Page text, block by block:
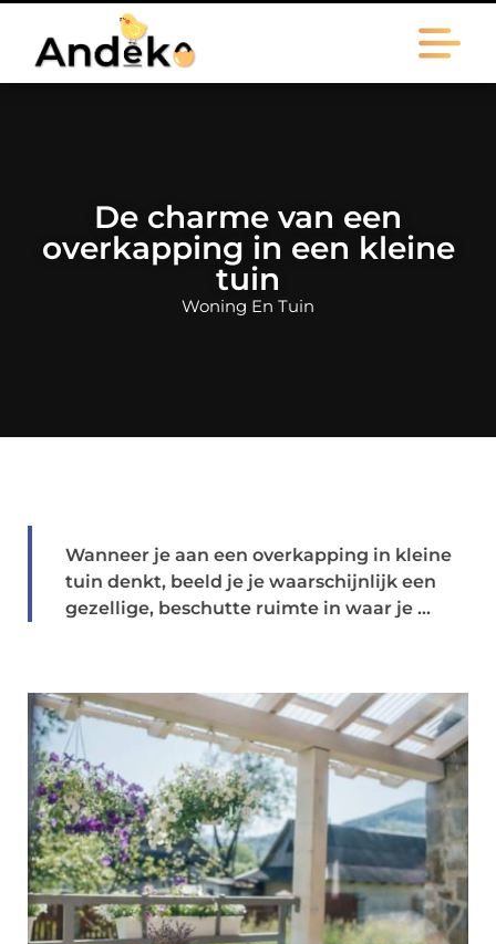
De charme van een
overkapping in een kleine
tuin
Woning En Tuin
Wanneer je aan een overkapping in kleine
tuin denkt, beeld je je waarschijnlijk een
gezellige, beschutte ruimte in waar je ...